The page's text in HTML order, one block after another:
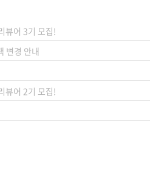
엇이 있을까
기능을 응용
못했던 것
습니다. 그 중
하드웨어가
상이 곁들여
뷰어 3기 모집!
변경 안내
뷰어 2기 모집!